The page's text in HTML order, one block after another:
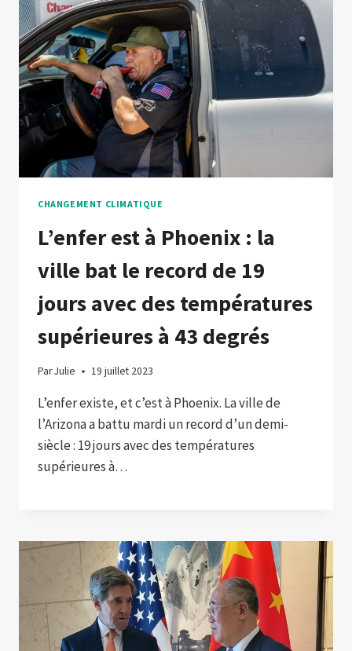
CHANGEMENT CLIMATIQUE
L’enfer est à Phoenix : la
ville bat le record de 19
jours avec des températures
supérieures à 43 degrés
ParJulie 19 juillet 2023
L’enfer existe, et c’est à Phoenix. La ville de
l’Arizona a battu mardi un record d’un demi-
siècle : 19 jours avec des températures
supérieures à…